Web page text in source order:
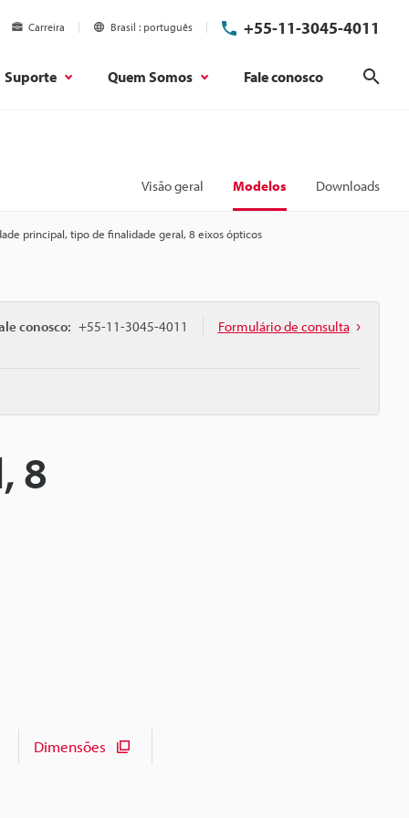
Carreira Brasil português +55-11-3045-4011
Suporte Quem Somos Fale conosco
Visão geral Modelos Downloads
principal, tipo de finalidade geral, 8 eixos ópticos
conosco: +55-11-3045-4011 Formulário de consulta
8
Dimensões